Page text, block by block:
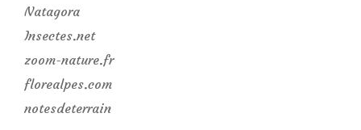
Natagora
Insectes.net
zoom-nature.fr
florealpes.com
notesdeterrain